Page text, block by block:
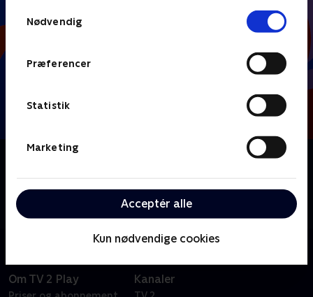
Nødvendig
Præferencer
Statistik
Marketing
Acceptér alle
Kun nødvendige cookies
kendte gæster zoome de ind på det gode, det dårlige
og det absurde ved verdens største fodboldfest.
Om TV 2 Play Kanaler